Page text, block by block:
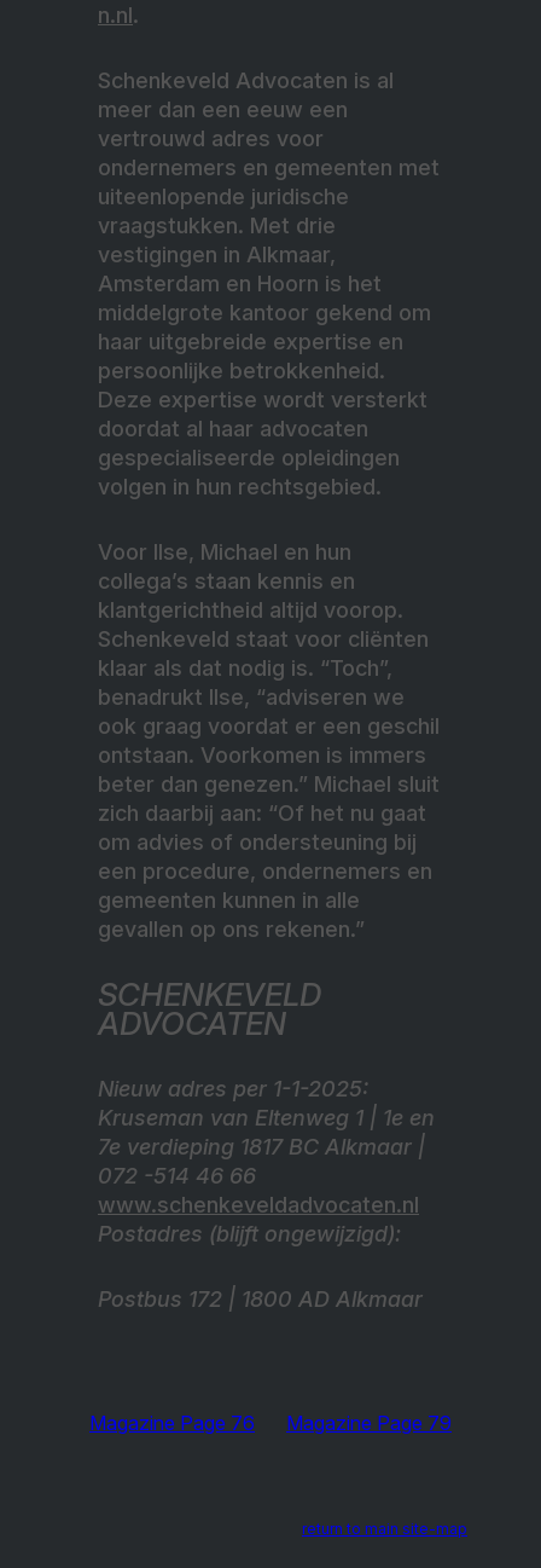
n.nl.
Schenkeveld Advocaten is al
meer dan een eeuw een
vertrouwd adres voor
ondernemers en gemeenten met
uiteenlopende juridische
vraagstukken. Met drie
vestigingen in Alkmaar,
Amsterdam en Hoorn is het
middelgrote kantoor gekend om
haar uitgebreide expertise en
persoonlijke betrokkenheid.
Deze expertise wordt versterkt
doordat al haar advocaten
gespecialiseerde opleidingen
volgen in hun rechtsgebied.
Voor Ilse, Michael en hun
collega’s staan kennis en
klantgerichtheid altijd voorop.
Schenkeveld staat voor cliënten
klaar als dat nodig is. “Toch”,
benadrukt Ilse, “adviseren we
ook graag voordat er een geschil
ontstaan. Voorkomen is immers
beter dan genezen.” Michael sluit
zich daarbij aan: “Of het nu gaat
om advies of ondersteuning bij
een procedure, ondernemers en
gemeenten kunnen in alle
gevallen op ons rekenen.”
SCHENKEVELD
ADVOCATEN
Nieuw adres per 1-1-2025:
Kruseman van Eltenweg 1 | 1e en
7e verdieping 1817 BC Alkmaar |
072 -514 46 66
www.schenkeveldadvocaten.nl
Postadres (blijft ongewijzigd):
Postbus 172 | 1800 AD Alkmaar
Magazine Page 76 Magazine Page 79
return to main site-map